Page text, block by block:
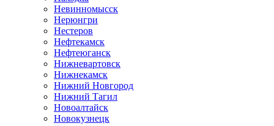
Невинномысск
Нерюнгри
Нестеров
Нефтекамск
Нефтеюганск
Нижневартовск
Нижнекамск
Нижний Новгород
Нижний Тагил
Новоалтайск
Новокузнецк